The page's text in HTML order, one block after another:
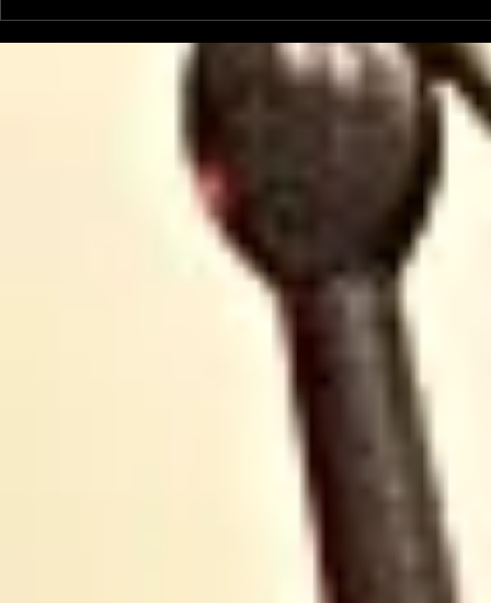
contestations à Foix
sera
élections